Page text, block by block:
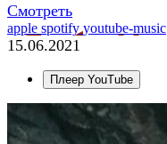
Смотреть
apple spotifyyoutube-music
15.06.2021
Плеер YouTube